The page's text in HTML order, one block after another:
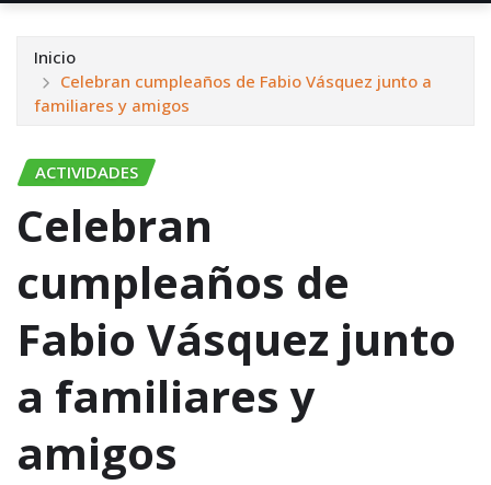
Inicio
Celebran cumpleaños de Fabio Vásquez junto a
familiares y amigos
ACTIVIDADES
Celebran
cumpleaños de
Fabio Vásquez junto
a familiares y
amigos